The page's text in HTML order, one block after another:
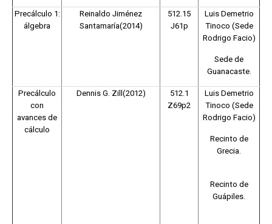
Precálculo 1:
álgebra
Reinaldo Jiménez
Santamaría(2014)
512.15
J61p
Luis Demetrio
Tinoco (Sede
Rodrigo Facio)
Sede de
Guanacaste.
Precálculo
con
avances de
cálculo
Dennis G. Zill(2012)
512.1
Z69p2
Luis Demetrio
Tinoco (Sede
Rodrigo Facio)
Recinto de
Grecia.
Recinto de
Guápiles.